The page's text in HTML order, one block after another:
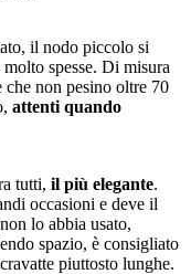
il nodo piccolo si
spesse. Di misura
che non pesino oltre 70
attenti quando
tutti, il più elegante.
occasioni e deve il
lo abbia usato,
spazio, è consigliato
piuttosto lunghe.